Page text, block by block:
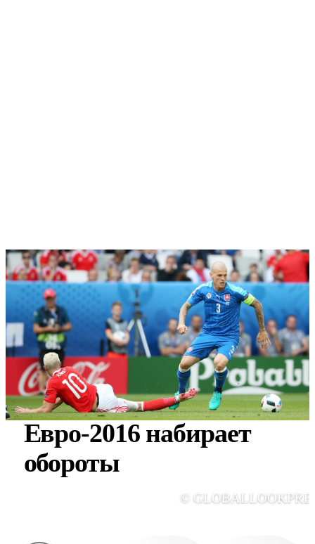
Евро-2016 набирает
обороты
©